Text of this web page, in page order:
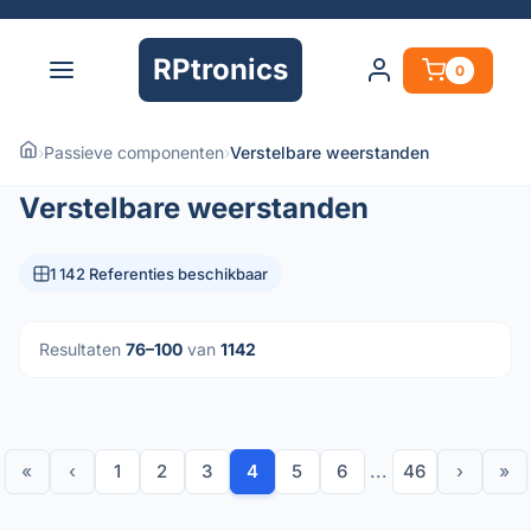
RPtronics 0
›Passieve componenten›Verstelbare weerstanden
Verstelbare weerstanden
1 142 Referenties beschikbaar
Resultaten 76–100 van 1142
« ‹ 1 2 3 4 5 6 ... 46 › »